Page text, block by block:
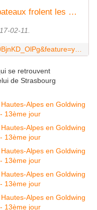
Goldwing Unsersbande - les bateaux frolent les docks de Marseille
02-11.
se retrouvent
de Strasbourg